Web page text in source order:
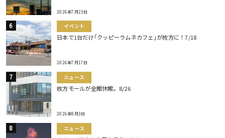
2026年7月23日
イベント
日本で1台だけ｢クッピーラムネカフェ｣が枚方に！7/18
2026年7月17日
ニュース
枚方モールが全館休館。8/26
2026年8月3日
ニュース